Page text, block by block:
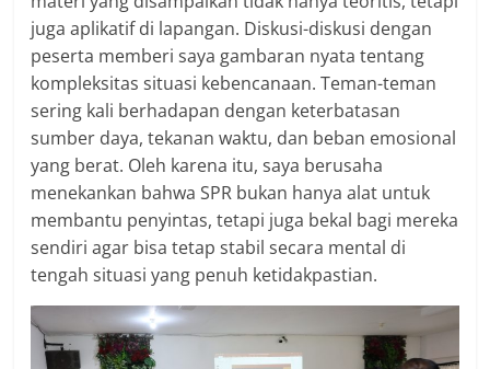
juga aplikatif di lapangan. Diskusi-diskusi dengan
peserta memberi saya gambaran nyata tentang
kompleksitas situasi kebencanaan. Teman-teman
sering kali berhadapan dengan keterbatasan
sumber daya, tekanan waktu, dan beban emosional
yang berat. Oleh karena itu, saya berusaha
menekankan bahwa SPR bukan hanya alat untuk
membantu penyintas, tetapi juga bekal bagi mereka
sendiri agar bisa tetap stabil secara mental di
tengah situasi yang penuh ketidakpastian.